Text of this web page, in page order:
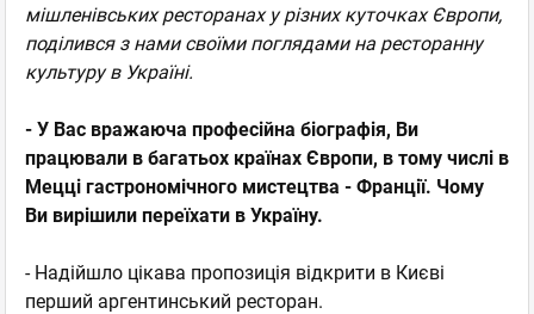
мішленівських ресторанах у різних куточках Європи,
поділився з нами своїми поглядами на ресторанну
культуру в Україні.
- У Вас вражаюча професійна біографія, Ви
працювали в багатьох країнах Європи, в тому числі в
Мецці гастрономічного мистецтва - Франції. Чому
Ви вирішили переїхати в Україну.
- Надійшло цікава пропозиція відкрити в Києві
перший аргентинський ресторан.